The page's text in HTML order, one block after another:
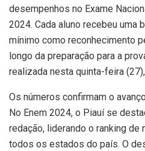
desempenhos no Exame
2024. Cada aluno recebeu uma
mínimo como reconhecimento
longo da preparação para a
realizada nesta quinta-feira
Os números confirmam o
No Enem 2024, o Piauí se
redação, liderando o ranking de
todos os estados do país. O